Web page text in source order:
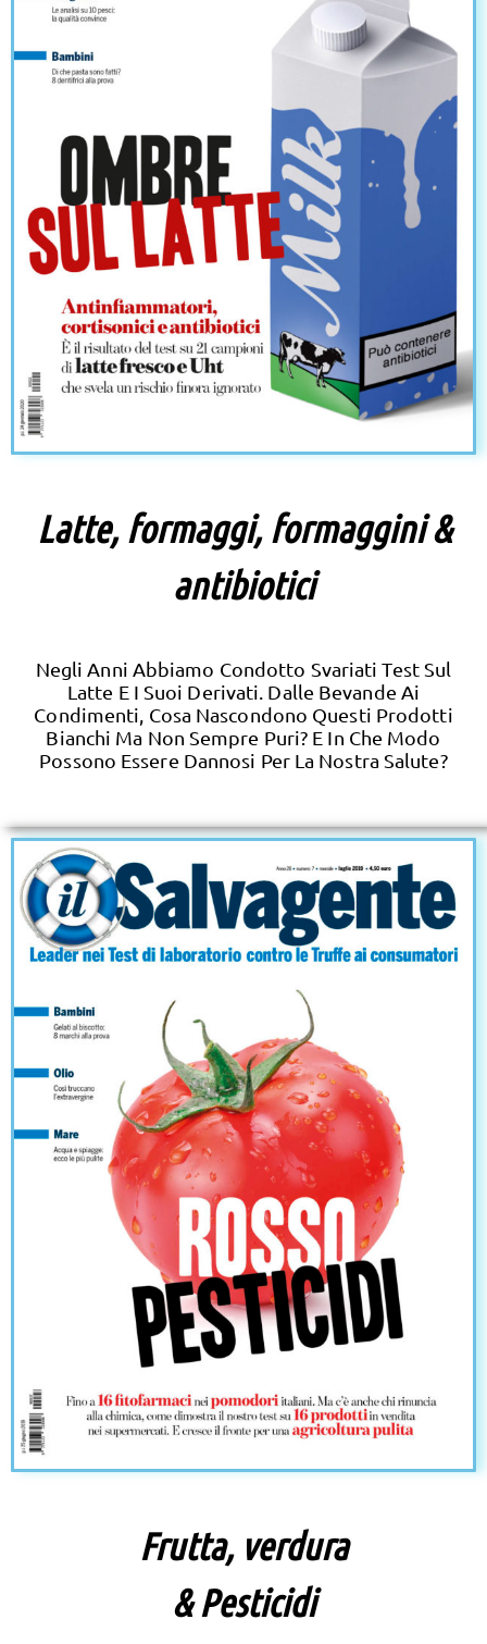
Latte, formaggi, formaggini &
antibiotici
Negli Anni Abbiamo Condotto Svariati Test Sul
Latte E I Suoi Derivati. Dalle Bevande Ai
Condimenti, Cosa Nascondono Questi Prodotti
Bianchi Ma Non Sempre Puri? E In Che Modo
Possono Essere Dannosi Per La Nostra Salute?
Frutta, verdura
& Pesticidi